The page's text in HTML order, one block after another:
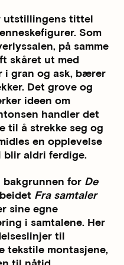
utstillingens tittel
Som
på samme
skåret ut med
i gran og ask, bærer
Det grove og
ideen om
handler det
til å strekke seg og
en opplevelse
blir aldri ferdige.
bakgrunnen for De
Fra samtaler
sine egne
i samtalene. Her
til
tekstile montasjene,